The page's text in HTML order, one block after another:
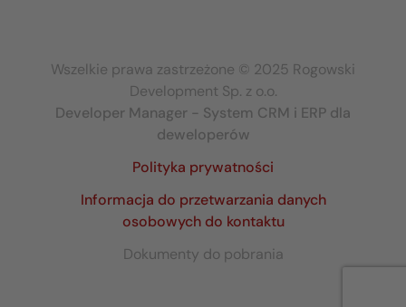
Wszelkie prawa zastrzeżone © 2025 Rogowski
Development Sp. z o.o.
Developer Manager - System CRM i ERP dla
deweloperów
Polityka prywatności
Informacja do przetwarzania danych
osobowych do kontaktu
Dokumenty do pobrania